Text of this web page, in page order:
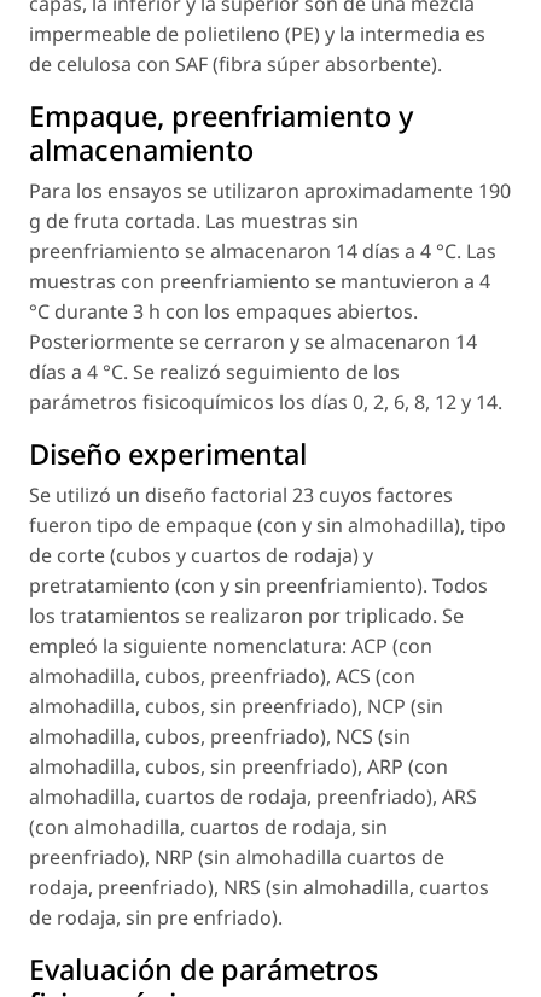
impermeable de polietileno (PE) y la intermedia es
de celulosa con SAF (fibra súper absorbente).
Empaque, preenfriamiento y
almacenamiento
Para los ensayos se utilizaron aproximadamente 190
g de fruta cortada. Las muestras sin
preenfriamiento se almacenaron 14 días a 4 °C. Las
muestras con preenfriamiento se mantuvieron a 4
°C durante 3 h con los empaques abiertos.
Posteriormente se cerraron y se almacenaron 14
días a 4 °C. Se realizó seguimiento de los
parámetros fisicoquímicos los días 0, 2, 6, 8, 12 y 14.
Diseño experimental
Se utilizó un diseño factorial 23 cuyos factores
fueron tipo de empaque (con y sin almohadilla), tipo
de corte (cubos y cuartos de rodaja) y
pretratamiento (con y sin preenfriamiento). Todos
los tratamientos se realizaron por triplicado. Se
empleó la siguiente nomenclatura: ACP (con
almohadilla, cubos, preenfriado), ACS (con
almohadilla, cubos, sin preenfriado), NCP (sin
almohadilla, cubos, preenfriado), NCS (sin
almohadilla, cubos, sin preenfriado), ARP (con
almohadilla, cuartos de rodaja, preenfriado), ARS
(con almohadilla, cuartos de rodaja, sin
preenfriado), NRP (sin almohadilla cuartos de
rodaja, preenfriado), NRS (sin almohadilla, cuartos
de rodaja, sin pre enfriado).
Evaluación de parámetros